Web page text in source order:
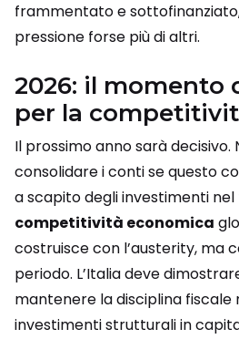
frammentato e
pressione forse più di altri.
2026: il momento
per la
Il prossimo anno sarà decisivo.
consolidare i conti se questo
a scapito degli investimenti nel
competitività economica
costruisce con l’austerity, ma
periodo. L’Italia deve
mantenere la disciplina
investimenti strutturali in